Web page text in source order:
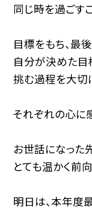
同じ時を過ごす
目標をもち、最
自分が決めた目
挑む過程を大切
それぞれの心に
お世話になった
とても温かく前
明日は、本年度